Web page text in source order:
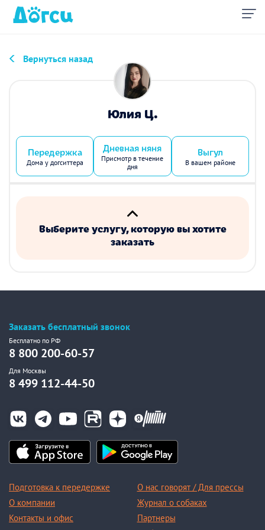
Вернуться назад
Юлия Ц.
Передержка
Дома у догситтера
Дневная няня
Присмотр в течение
дня
Выгул
В вашем районе
Выберите услугу, которую вы хотите
заказать
Заказать бесплатный звонок
Бесплатно по РФ
8 800 200-60-57
Для Москвы
8 499 112-44-50
Подготовка к передержке
О компании
Контакты и офис
О нас говорят / Для прессы
Журнал о собаках
Партнеры